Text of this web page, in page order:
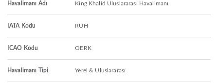
Havalimanı Adı King Khalid Uluslararası Havalimanı
IATA Kodu RUH
ICAO Kodu OERK
Havalimanı Tipi Yerel & Uluslararası